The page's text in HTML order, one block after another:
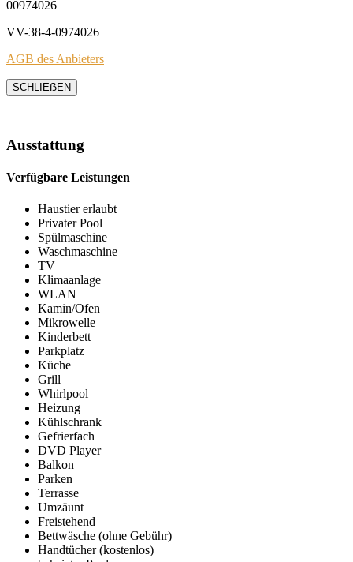
00974026
VV-38-4-0974026
AGB des Anbieters
SCHLIEẞEN
Ausstattung
Verfügbare Leistungen
Haustier erlaubt
Privater Pool
Spülmaschine
Waschmaschine
TV
Klimaanlage
WLAN
Kamin/Ofen
Mikrowelle
Kinderbett
Parkplatz
Küche
Grill
Whirlpool
Heizung
Kühlschrank
Gefrierfach
DVD Player
Balkon
Parken
Terrasse
Umzäunt
Freistehend
Bettwäsche (ohne Gebühr)
Handtücher (kostenlos)